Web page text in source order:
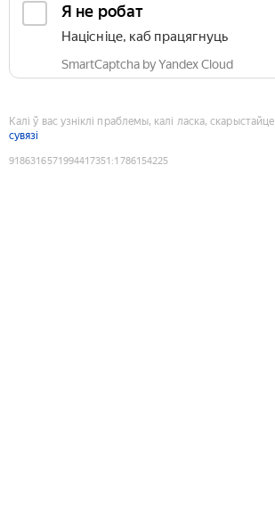
Я не робат
Націсніце, каб працягнуць
SmartCaptcha by Yandex Cloud
Калі ў вас узніклі праблемы, калі ласка, скарыстайце
сувязі
9186316571994417351 :1786154225